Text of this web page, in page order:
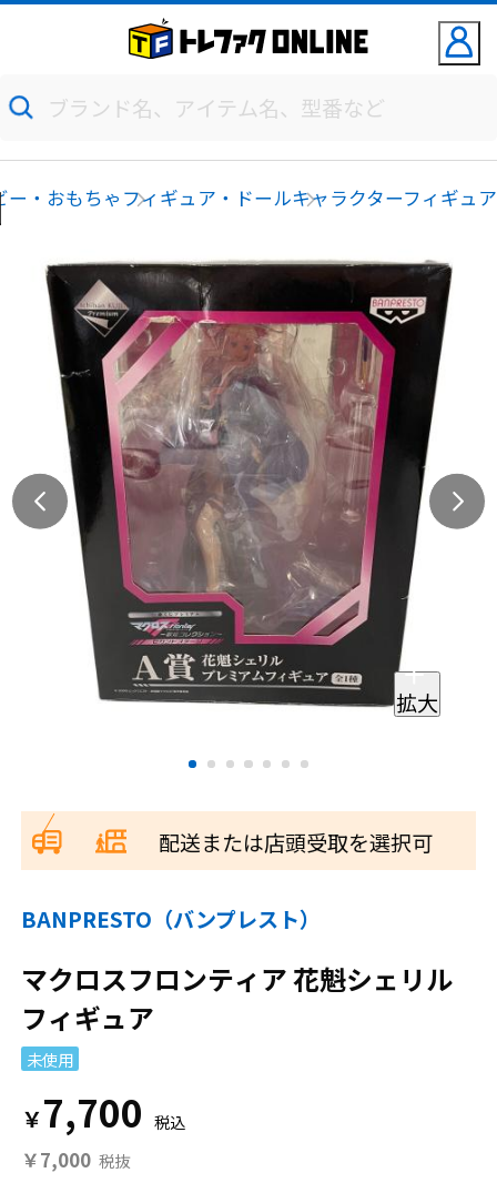
ー・おもちゃ フィギュア・ドールキャラクターフィギュア
拡大
配送または店頭受取を選択可
BANPRESTO（バンプレスト）
マクロスフロンティア 花魁シェリル
フィギュア
未使用
￥7,700
￥7,000